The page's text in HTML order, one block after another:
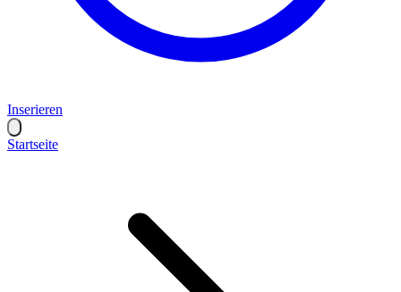
Inserieren
Startseite